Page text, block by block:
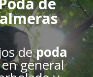
depoda
general